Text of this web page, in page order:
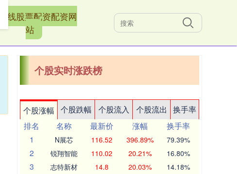
在线股票配资配资网
站
个股实时涨跌榜
个股涨幅 个股跌幅 个股流入 个股流出
换手率
排名
名称 最新价 涨幅
换手率
1
N展芯 116.52 396.89% 79.39%
2 锐翔智能 110.02 20.21% 16.80%
3 志特新材 14.8 20.03% 14.18%